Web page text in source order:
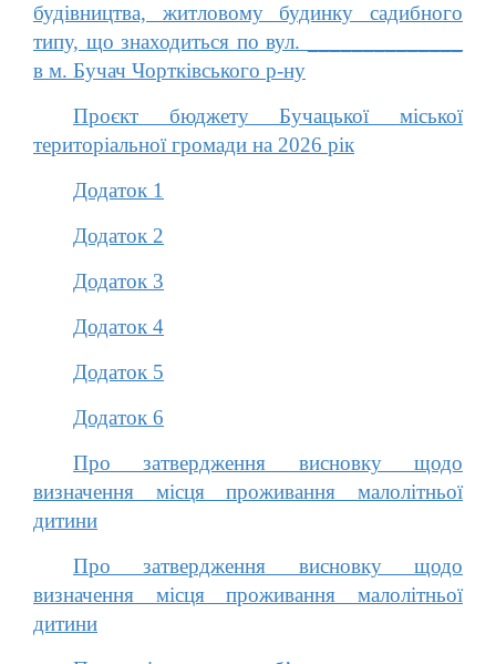
будівництва, житловому будинку садибного
типу, що знаходиться по вул. ______________
в м. Бучач Чортківського р-ну
Проєкт бюджету Бучацької міської
територіальної громади на 2026 рік
Додаток 1
Додаток 2
Додаток 3
Додаток 4
Додаток 5
Додаток 6
Про затвердження висновку щодо
визначення місця проживання малолітньої
дитини
Про затвердження висновку щодо
визначення місця проживання малолітньої
дитини